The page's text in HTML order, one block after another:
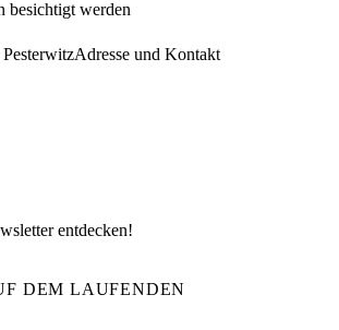
besichtigt werden
Adresse und Kontakt
entdecken!
DEM LAUFENDEN